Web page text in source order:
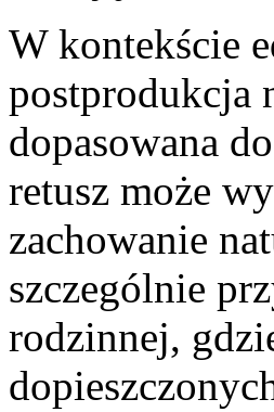
W kontekście
postprodukcja
dopasowana
retusz może
zachowanie
szczególnie
rodzinnej,